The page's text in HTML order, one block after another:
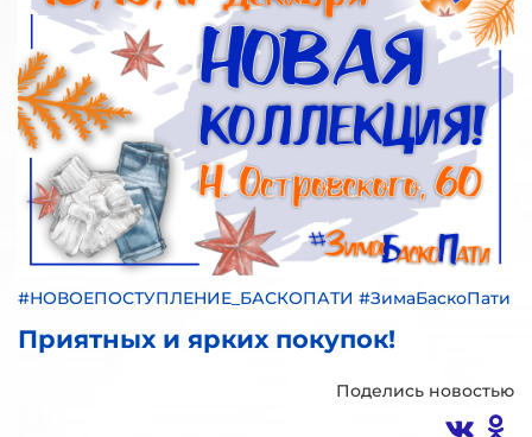
#НОВОЕПОСТУПЛЕНИЕ_БАСКОПАТИ #ЗимаБаскоПати
Приятных и ярких покупок!
Поделись новостью